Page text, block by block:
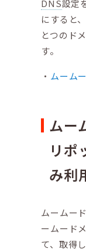
DNS設定
にすると
とつのド
す。
ムーム
ムー
リポ
み利
ムームー
ームード
て、取得